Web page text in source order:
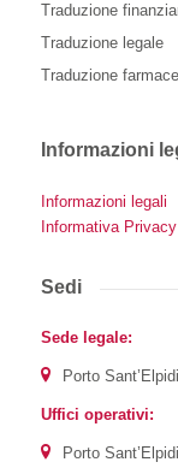
Traduzione
Traduzione legale
Traduzione
Informazioni
Informazioni legali
Informativa Privacy
Sedi
Sede legale:
Porto
Uffici operativi:
Porto